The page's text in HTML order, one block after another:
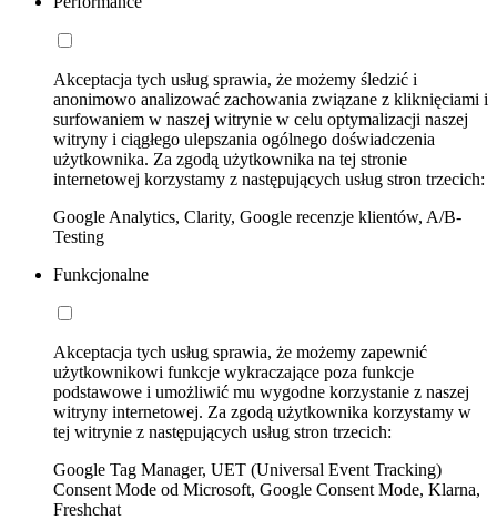
Akceptacja tych usług sprawia, że możemy śledzić i
anonimowo analizować zachowania związane z kliknięciami i
surfowaniem w naszej witrynie w celu optymalizacji naszej
witryny i ciągłego ulepszania ogólnego doświadczenia
użytkownika. Za zgodą użytkownika na tej stronie
internetowej korzystamy z następujących usług stron trzecich:
Google Analytics, Clarity, Google recenzje klientów, A/B-
Testing
Funkcjonalne
Akceptacja tych usług sprawia, że możemy zapewnić
użytkownikowi funkcje wykraczające poza funkcje
podstawowe i umożliwić mu wygodne korzystanie z naszej
witryny internetowej. Za zgodą użytkownika korzystamy w
tej witrynie z następujących usług stron trzecich:
Google Tag Manager, UET (Universal Event Tracking)
Consent Mode od Microsoft, Google Consent Mode, Klarna,
Freshchat